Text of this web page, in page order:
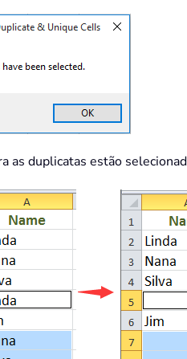
as duplicatas estão